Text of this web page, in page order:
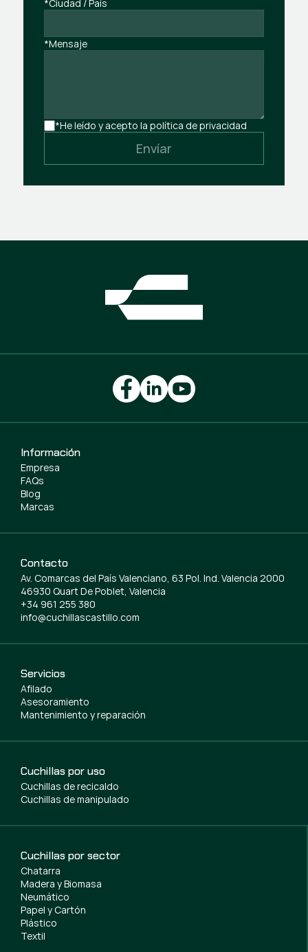
*Ciudad / País
*Mensaje
*He leído y acepto la política de privacidad
Envíar
Servicios
Afilado
Asesoramiento
Mantenimiento y reparación
Cuchillas por uso
Cuchillas de recicaldo
Cuchillas de manipulado
Cuchillas por sector
Chatarra
Madera y Biomasa
Neumático
Papel y Cartón
Plástico
Textil
Información
Empresa
FAQs
Blog
Marcas
Contacto
Av. Comarcas del País Valenciano, 63 Pol. Ind. Valencia 2000
46930 Quart De Poblet, Valencia
+34 961 255 380
info@cuchillascastillo.com